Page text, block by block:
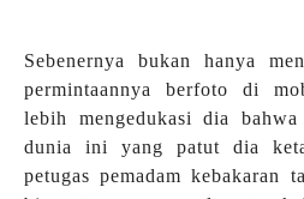
Sebenernya bukan hanya
permintaannya berfoto di
lebih mengedukasi dia
dunia ini yang patut dia
petugas pemadam kebakaran